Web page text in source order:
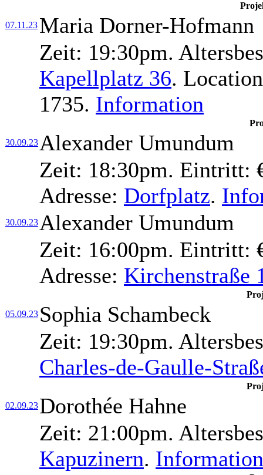
07.11.23 Maria Dorner-Hofmann
Zeit: 19:30pm.
Kapellplatz 36.
1735. Information
30.09.23Alexander Umundum
Zeit: 18:30pm. Eintritt:
Adresse: Dorfplatz.
30.09.23Alexander Umundum
Zeit: 16:00pm. Eintritt:
Adresse: Kirchenstraße
05.09.23 Sophia Schambeck
Zeit: 19:30pm.
Charles-de-Gaulle-
02.09.23Dorothée Hahne
Zeit: 21:00pm.
Kapuzinern. Information